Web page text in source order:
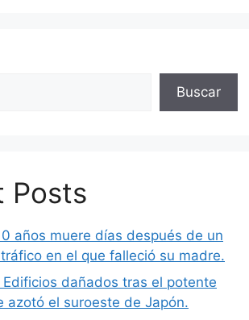
Buscar
Posts
años muere días después de un
en el que falleció su madre.
Edificios dañados tras el potente
azotó el suroeste de Japón.